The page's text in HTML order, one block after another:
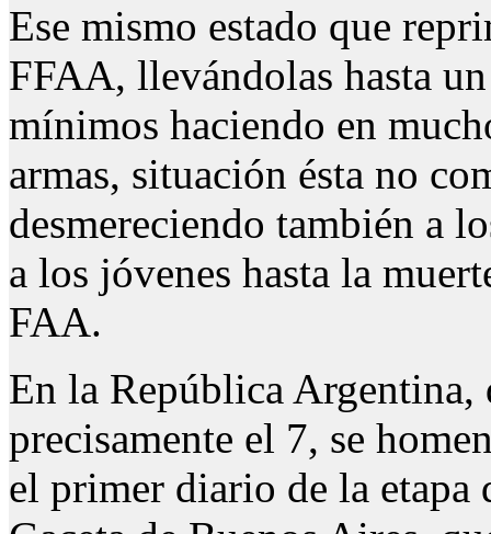
Ese mismo estado que
FFAA, llevándolas hasta
mínimos haciendo en
armas, situación ésta no
desmereciendo también a
a los jóvenes hasta la
FAA.
En la República Argentina,
precisamente el 7, se
el primer diario de la etapa